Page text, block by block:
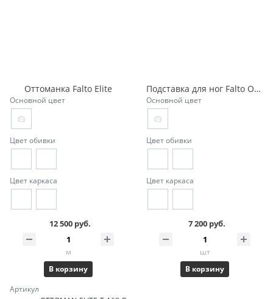
Оттоманка Falto Elite
Основной цвет
Цвет обивки
Цвет каркаса
12 500 руб.
м
В корзину
Артикул
Подставка для ног Falto Ottoman
Основной цвет
Цвет обивки
Цвет каркаса
7 200 руб.
шт
В корзину